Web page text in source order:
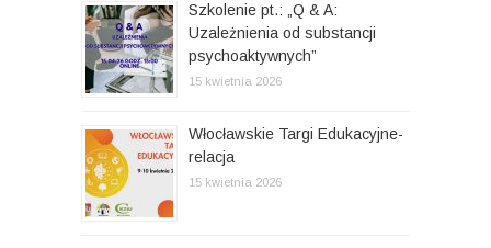
w
p
i
s
u
Szkolenie pt.: „Q & A:
Uzależnienia od substancji
psychoaktywnych”
15 kwietnia 2026
Włocławskie Targi Edukacyjne-
relacja
15 kwietnia 2026